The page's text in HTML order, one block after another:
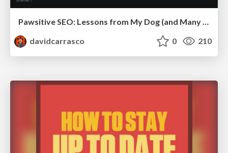
Pawsitive SEO: Lessons from My Dog (and Many Mistakes) on Thriving as a Consultant in the Age of AI
davidcarrasco
0 210